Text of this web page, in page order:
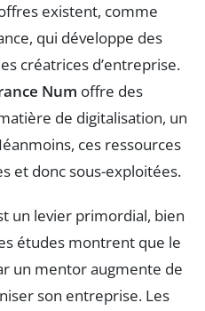
existent, comme
qui développe des
créatrices d’entreprise.
Num offre des
de digitalisation, un
ces ressources
et donc sous-exploitées.
un levier primordial, bien
études montrent que le
un mentor augmente de
son entreprise. Les